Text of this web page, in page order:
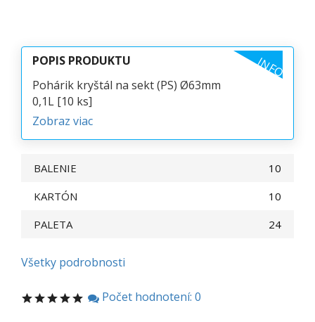
POPIS PRODUKTU INFO
Pohárik kryštál na sekt (PS) Ø63mm
0,1L [10 ks]
Zobraz viac
BALENIE
10
KARTÓN
10
PALETA
24
Všetky podrobnosti
Počet hodnotení: 0